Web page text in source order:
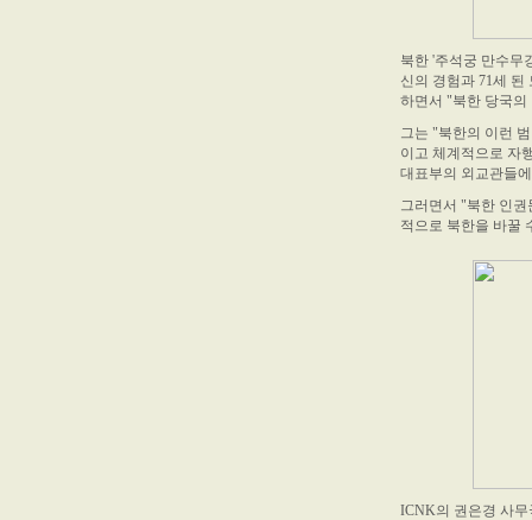
북한 '주석궁 만수무
신의 경험과 71세
하면서 "북한 당국의
그는 "북한의 이런
이고 체계적으로 자
대표부의 외교관들
그러면서 "북한 인
적으로 북한을 바꿀
ICNK의 권은경 사